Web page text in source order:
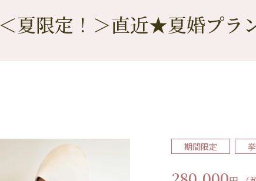
＜夏限定！＞直近★夏婚プラ
期間限定